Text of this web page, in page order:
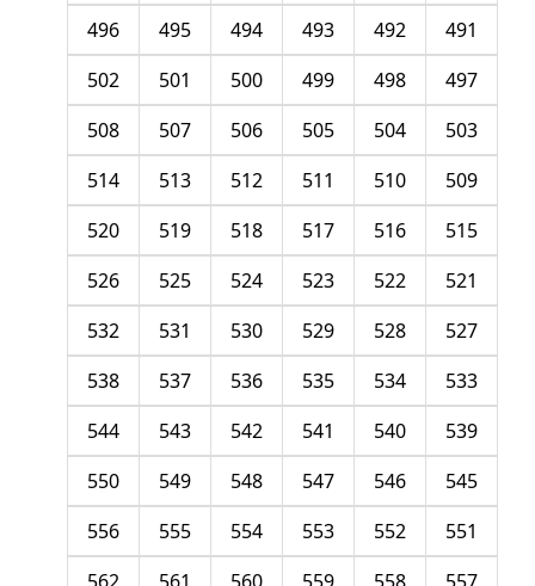
491
492
493
494
495
496
497
498
499
500
501
502
503
504
505
506
507
508
509
510
511
512
513
514
515
516
517
518
519
520
521
522
523
524
525
526
527
528
529
530
531
532
533
534
535
536
537
538
539
540
541
542
543
544
545
546
547
548
549
550
551
552
553
554
555
556